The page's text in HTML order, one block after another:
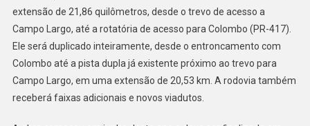
extensão de 21,86 quilômetros, desde o trevo de acesso a
Campo Largo, até a rotatória de acesso para Colombo (PR-417).
Ele será duplicado inteiramente, desde o entroncamento com
Colombo até a pista dupla já existente próximo ao trevo para
Campo Largo, em uma extensão de 20,53 km. A rodovia também
receberá faixas adicionais e novos viadutos.